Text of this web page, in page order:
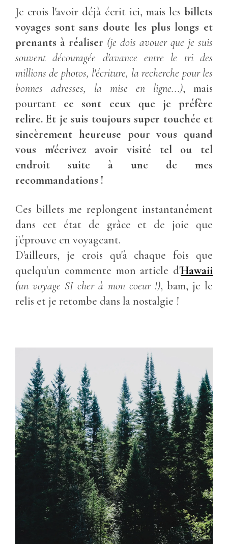
Je crois l'avoir déjà écrit ici, mais les billets
voyages sont sans doute les plus longs et
prenants à réaliser (je dois avouer que je suis
souvent découragée d'avance entre le tri des
millions de photos, l'écriture, la recherche pour les
bonnes adresses, la mise en ligne...), mais
pourtant ce sont ceux que je préfère
relire. Et je suis toujours super touchée et
sincèrement heureuse pour vous quand
vous m'écrivez avoir visité tel ou tel
endroit suite à une de mes
recommandations !
Ces billets me replongent instantanément
dans cet état de grâce et de joie que
j'éprouve en voyageant.
D'ailleurs, je crois qu'à chaque fois que
quelqu'un commente mon article d'Hawaii
(un voyage SI cher à mon coeur !), bam, je le
relis et je retombe dans la nostalgie !